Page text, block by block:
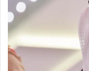
b
a
i
C
r
o